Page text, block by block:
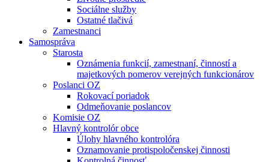
Sociálne služby
Ostatné tlačivá
Zamestnanci
Samospráva
Starosta
Oznámenia funkcií, zamestnaní, činností a
majetkových pomerov verejných funkcionárov
Poslanci OZ
Rokovací poriadok
Odmeňovanie poslancov
Komisie OZ
Hlavný kontrolór obce
Úlohy hlavného kontrolóra
Oznamovanie protispoločenskej činnosti